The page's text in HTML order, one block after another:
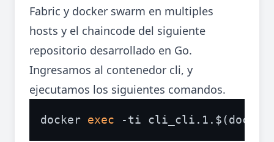
Fabric y docker swarm en multiples
hosts y el chaincode del siguiente
repositorio desarrollado en Go.
Ingresamos al contenedor cli, y
ejecutamos los siguientes comandos.
docker exec -ti